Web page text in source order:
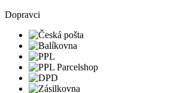
Dopravci